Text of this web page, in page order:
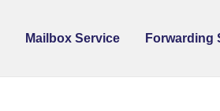
Mailbox Service Forwarding